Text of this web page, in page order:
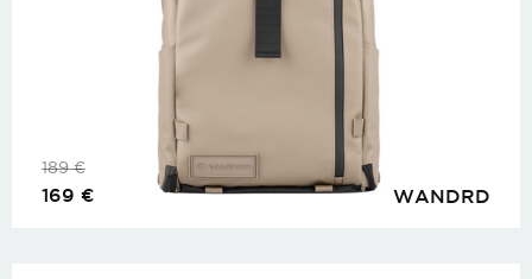
WANDRD
189€
169 €